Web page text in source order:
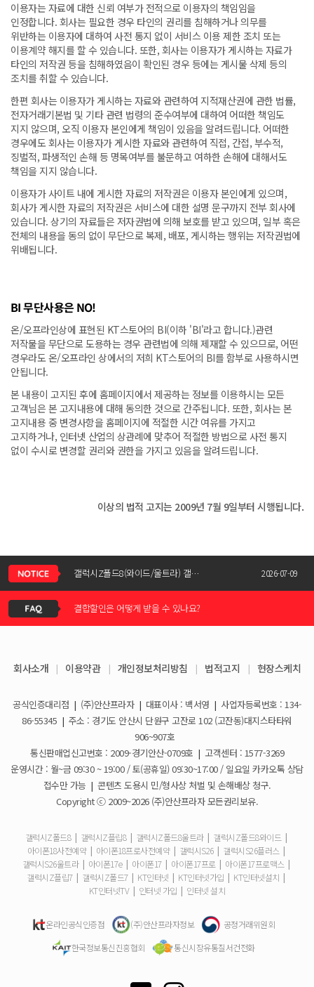
이용자는 자료에 대한 신뢰 여부가 전적으로 이용자의 책임임을
인정합니다. 회사는 필요한 경우 타인의 권리를 침해하거나 의무를
위반하는 이용자에 대하여 사전 통지 없이 서비스 이용 제한 조치 또는
이용계약 해지를 할 수 있습니다. 또한, 회사는 이용자가 게시하는 자료가
타인의 저작권 등을 침해하였음이 확인된 경우 등에는 게시물 삭제 등의
조치를 취할 수 있습니다.
한편 회사는 이용자가 게시하는 자료와 관련하여 지적재산권에 관한 법률,
전자거래기본법 및 기타 관련 법령의 준수여부에 대하여 어떠한 책임도
지지 않으며, 오직 이용자 본인에게 책임이 있음을 알려드립니다. 어떠한
경우에도 회사는 이용자가 게시한 자료와 관련하여 직접, 간접, 부수적,
징벌적, 파생적인 손해 등 명목여부를 불문하고 여하한 손해에 대해서도
책임을 지지 않습니다.
이용자가 사이트 내에 게시한 자료의 저작권은 이용자 본인에게 있으며,
회사가 게시한 자료의 저작권은 서비스에 대한 설명 문구까지 전부 회사에
있습니다. 상기의 자료들은 저자권법에 의해 보호를 받고 있으며, 일부 혹은
전체의 내용을 동의 없이 무단으로 복제, 배포, 게시하는 행위는 저작권법에
위배됩니다.
BI 무단사용은 NO!
온/오프라인상에 표현된 KT스토어의 BI(이하 'BI'라고 합니다.)관련
저작물을 무단으로 도용하는 경우 관련법에 의해 제재할 수 있으므로, 어떤
경우라도 온/오프라인 상에서의 저희 KT스토어의 BI를 함부로 사용하시면
안됩니다.
본 내용이 고지된 후에 홈페이지에서 제공하는 정보를 이용하시는 모든
고객님은 본 고지내용에 대해 동의한 것으로 간주됩니다. 또한, 회사는 본
고지내용 중 변경사항을 홈페이지에 적절한 시간 여유를 가지고
고지하거나, 인터넷 산업의 상관례에 맞추어 적절한 방법으로 사전 통지
없이 수시로 변경할 권리와 권한을 가지고 있음을 알려드립니다.
이상의 법적 고지는 2009년 7월 9일부터 시행됩니다.
갤럭시Z폴드8(와이드/울트라) 갤럭시Z플립8 사전예약 공지사항 2026-07-09
KT스토어 공식 신청서 작성 관련 자주 묻는 질문
아이폰17e 사전예약 공지사항
갤럭시S26 사전예약 공지사항
신청서 조회는 어떻게 하나요?
결합할인은 어떻게 받을 수 있나요?
휴대폰 일시불로 구매도 가능한가요?
요금제 변경은 언제할 수 있나요?
더블할인카드는 어떻게 등록 하나요?
휴대폰 구매 후 불량이면 어떻게 하나요?
ESIM 발급 방법은 어떻게 되나요?
유심은 새로 구매해야 하나요?
사은품은 핸드폰과 같이 보내주시나요?
청소년 요금제는 몇살까지 가입할 수 있어요?
회사소개 | 이용약관 | 개인정보처리방침 | 법적고지 | 현장스케치
공식인증대리점 | (주)안산프라자 | 대표이사 : 백서영 | 사업자등록번호 : 134-
86-55345 | 주소 : 경기도 안산시 단원구 고잔로 102 (고잔동)대지스타타워
906~907호
통신판매업신고번호 : 2009-경기안산-0709호 | 고객센터 : 1577-3269
운영시간 : 월~금 09:30 ~ 19:00 / 토(공휴일) 09:30~17:00 / 일요일 카카오톡 상담
접수만 가능 | 콘텐츠 도용시 민/형사상 처벌 및 손해배상 청구.
Copyright ⓒ 2009~2026 (주)안산프라자 모든권리보유.
갤럭시Z폴드8 | 갤럭시Z플립8 | 갤럭시Z폴드8울트라 | 갤럭시Z폴드8와이드 |
아이폰18사전예약 | 아이폰18프로사전예약 | 갤럭시S26 | 갤럭시S26플러스 |
갤럭시S26울트라 | 아이폰17e | 아이폰17 | 아이폰17프로 | 아이폰17프로맥스 |
갤럭시Z플립7 | 갤럭시Z폴드7 | KT인터넷 | KT인터넷가입 | KT인터넷설치 |
KT인터넷TV | 인터넷 가입 | 인터넷 설치
온라인공식인증점 (주)안산프라자정보
공정거래위원회
한국정보통신진흥협회
통신시장유통질서건전화